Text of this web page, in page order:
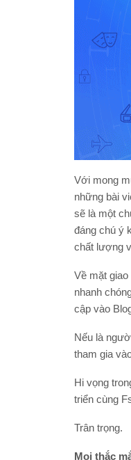
Với mong
những bài
sẽ là một
đáng chú ý
chất lượng
Về mặt
nhanh
cập vào
Nếu là
tham gia
Hi vọng
triển cùng
Trân trọng.
Mọi thắc